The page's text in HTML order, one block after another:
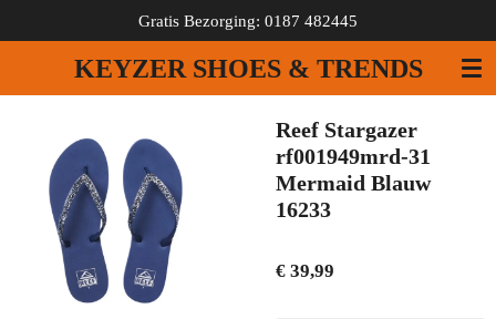
direct
de
KEYZER SHOES & TRENDS
Gratis Bezorging: 0187 482445
Reef Stargazer
rf001949mrd-31
Mermaid Blauw
16233
€ 39,99